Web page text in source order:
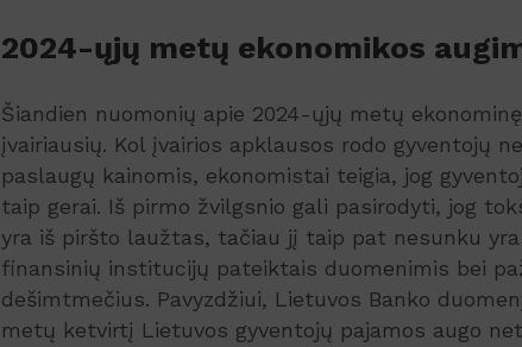
2024-ųjų metų ekonomikos
Šiandien nuomonių apie 2024-ųjų metų
įvairiausių. Kol įvairios apklausos rodo gyventojų
paslaugų kainomis, ekonomistai teigia, jog
taip gerai. Iš pirmo žvilgsnio gali pasirodyti, jog
yra iš piršto laužtas, tačiau jį taip pat nesunku
finansinių institucijų pateiktais duomenimis bei
dešimtmečius. Pavyzdžiui, Lietuvos Banko
metų ketvirtį Lietuvos gyventojų pajamos augo